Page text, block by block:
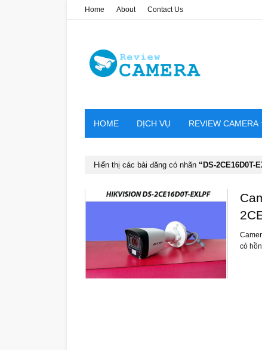
Home About Contact Us
HOME DỊCH VỤ REVIEW CAMERA
Hiển thị các bài đăng có nhãn DS-2CE16D0T-
có